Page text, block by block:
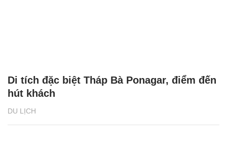
DU LỊCH
Di tích đặc biệt Tháp Bà Ponagar, điểm đến
hút khách